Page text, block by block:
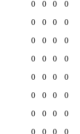
0 0 0 0
0 0 0 0
0 0 0 0
0 0 0 0
0 0 0 0
0 0 0 0
0 0 0 0
0 0 0
0